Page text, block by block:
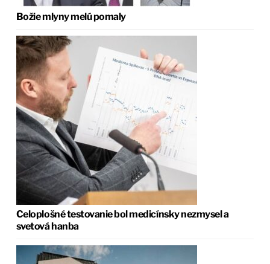
Božie mlyny melú pomaly
Celoplošné testovanie bol medicínsky nezmysel a
svetová hanba